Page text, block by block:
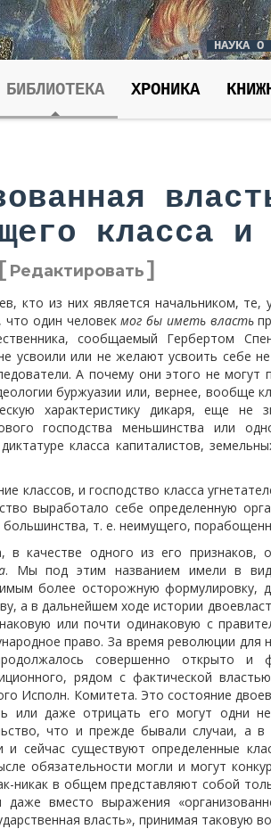
НАУКА О
БИБЛИОТЕКА ХРОНИКА
класса и
[ Редактировать]
кто из них является начальником, те,
что один человекмог бы иметь власть
сообщаемый Гербертом
усвоили или не желают усвоить себе
А почему они этого не могут
буржуазии или, вернее, вообще
характеристику дикаря, еще не
господства меньшинства или
класса капиталистов,
классов, и господство класса
выработало себе определенную
т. е. неимущего,
качестве одного из его признаков,
. Мы под этим названием имели в
более осторожную формулировку,
а в дальнейшем ходе истории
или почти одинаковую с
право. За время революции для
совершенно открыто и
рядом с фактической
Исполн. Комитета. Это состояние
или даже отрицать его могут одни
что и прежде бывали случаи, а в
и сейчас существуют определенные
обязательности могли и могут
никак в общем представляют собой
вместо выражения
власть», принимая таковую